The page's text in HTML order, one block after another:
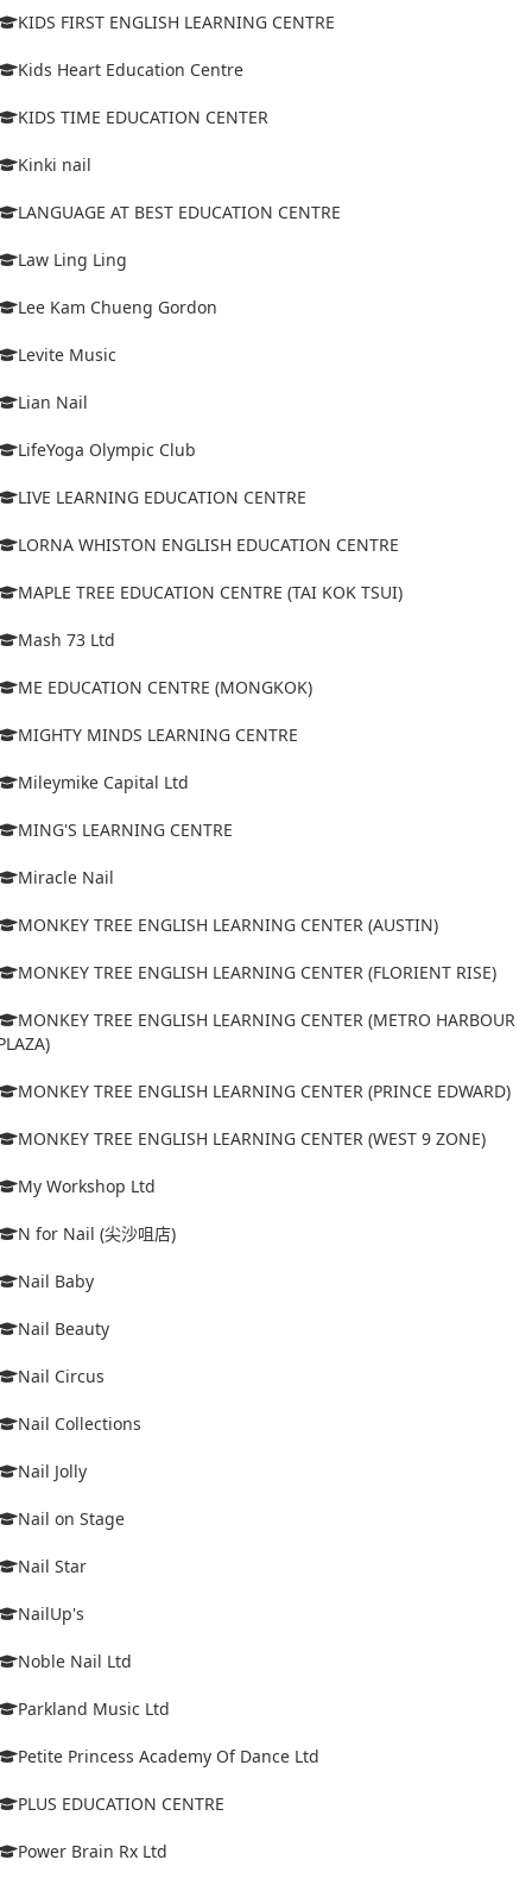
KIDS FIRST ENGLISH LEARNING CENTRE
Kids Heart Education Centre
KIDS TIME EDUCATION CENTER
Kinki nail
LANGUAGE AT BEST EDUCATION CENTRE
Law Ling Ling
Lee Kam Chueng Gordon
Levite Music
Lian Nail
LifeYoga Olympic Club
LIVE LEARNING EDUCATION CENTRE
LORNA WHISTON ENGLISH EDUCATION CENTRE
MAPLE TREE EDUCATION CENTRE (TAI KOK TSUI)
Mash 73 Ltd
ME EDUCATION CENTRE (MONGKOK)
MIGHTY MINDS LEARNING CENTRE
Mileymike Capital Ltd
MING'S LEARNING CENTRE
Miracle Nail
MONKEY TREE ENGLISH LEARNING CENTER (AUSTIN)
MONKEY TREE ENGLISH LEARNING CENTER (FLORIENT RISE)
MONKEY TREE ENGLISH LEARNING CENTER (METRO HARBOUR
MONKEY TREE ENGLISH LEARNING CENTER (PRINCE EDWARD)
MONKEY TREE ENGLISH LEARNING CENTER (WEST 9 ZONE)
My Workshop Ltd
N for Nail (尖沙咀店)
Nail Baby
Nail Beauty
Nail Circus
Nail Collections
Nail Jolly
Nail on Stage
Nail Star
NailUp's
Noble Nail Ltd
Parkland Music Ltd
Petite Princess Academy Of Dance Ltd
PLUS EDUCATION CENTRE
Power Brain Rx Ltd